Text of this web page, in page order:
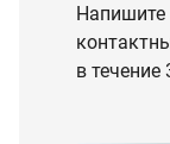
Напишите
в